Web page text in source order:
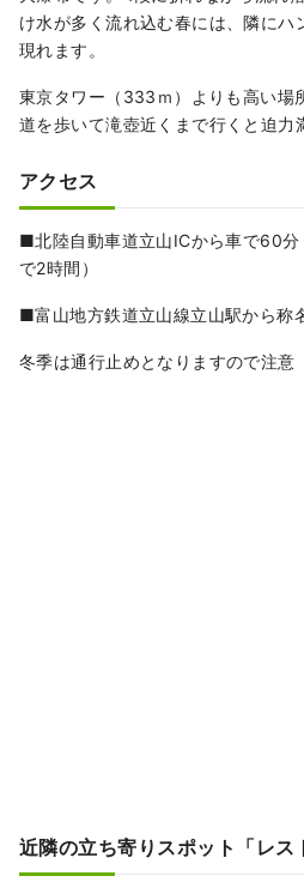
け水が多く流れ込む春には、隣に
現れます。
東京タワー（333ｍ）よりも高い場
道を歩いて滝壺近くまで行くと迫力
アクセス
■北陸自動車道立山ICから車で60分
で2時間）
■富山地方鉄道立山線立山駅から称
冬季は通行止めとなりますので注意
近隣の立ち寄りスポット「レス